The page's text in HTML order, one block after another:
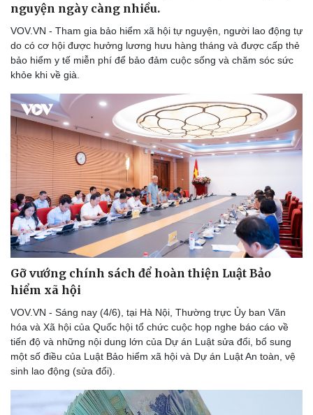
nguyện ngày càng nhiều.
VOV.VN - Tham gia bảo hiểm xã hội tự nguyện, người lao động tự
do có cơ hội được hưởng lương hưu hàng tháng và được cấp thẻ
bảo hiểm y tế miễn phí để bảo đảm cuộc sống và chăm sóc sức
khỏe khi về già.
Gỡ vướng chính sách để hoàn thiện Luật Bảo
hiểm xã hội
VOV.VN - Sáng nay (4/6), tại Hà Nội, Thường trực Ủy ban Văn
hóa và Xã hội của Quốc hội tổ chức cuộc họp nghe báo cáo về
tiến độ và những nội dung lớn của Dự án Luật sửa đổi, bổ sung
một số điều của Luật Bảo hiểm xã hội và Dự án Luật An toàn, vệ
sinh lao động (sửa đổi).